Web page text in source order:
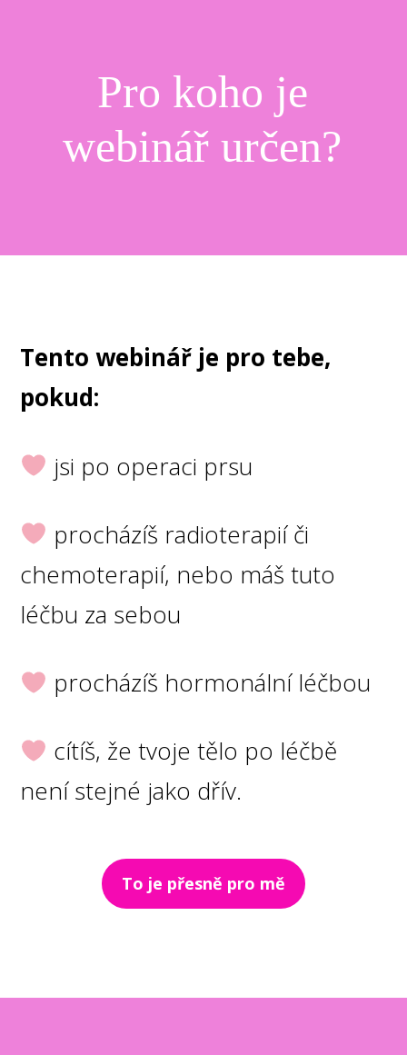
Pro koho je
webinář určen?
Tento webinář je pro tebe,
pokud:
jsi po operaci prsu
procházíš radioterapií či
chemoterapií, nebo máš tuto
léčbu za sebou
procházíš hormonální léčbou
cítíš, že tvoje tělo po léčbě
není stejné jako dřív.
To je přesně pro mě